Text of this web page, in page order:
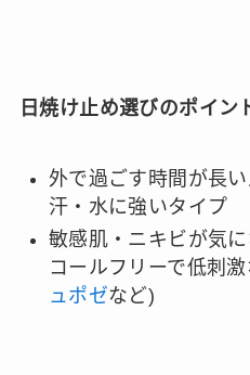
日焼け止め選びのポイン
外で過ごす時間が長
汗・水に強いタイプ
敏感肌・ニキビが気
コールフリーで低刺激
ュポゼなど)